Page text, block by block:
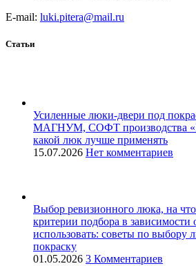
E-mail: luki.pitera@mail.ru
Статьи
Усиленные люки-двери под
МАГНУМ, СОФТ производства
какой люк лучше применять
15.07.2026 Нет комментариев
Выбор ревизионного люка, на
критерии подбора в зависимости
использовать: советы по выбору
покраску
01.05.2026 3 Комментариев